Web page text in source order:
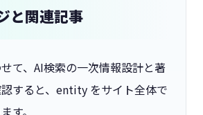
と関連記事
て、AI検索の一次情報設計と著
すると、entity をサイト全体で
す。